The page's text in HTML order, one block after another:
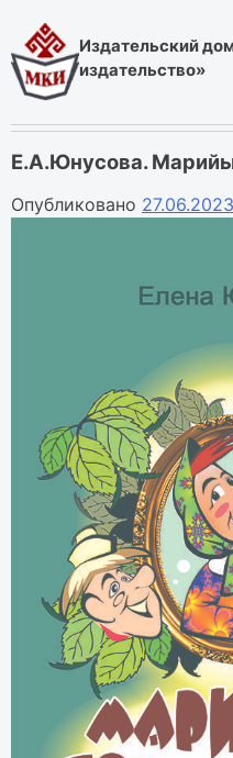
to
content
Издательский
издательство»
Е.А.Юнусова.
Опубликовано 27.06.2023